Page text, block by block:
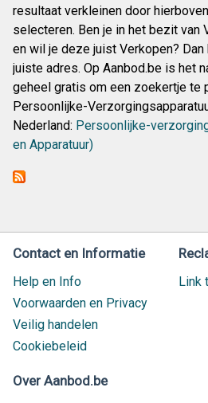
resultaat verkleinen door
selecteren. Ben je in het bezit van
en wil je deze juist Verkopen? Dan
juiste adres. Op Aanbod.be is het
geheel gratis om een zoekertje te
Persoonlijke-
Nederland: Persoonlijke-
en Apparatuur)
Contact en Informatie
Help en Info
Voorwaarden en Privacy
Veilig handelen
Cookiebeleid
Link
Over Aanbod.be